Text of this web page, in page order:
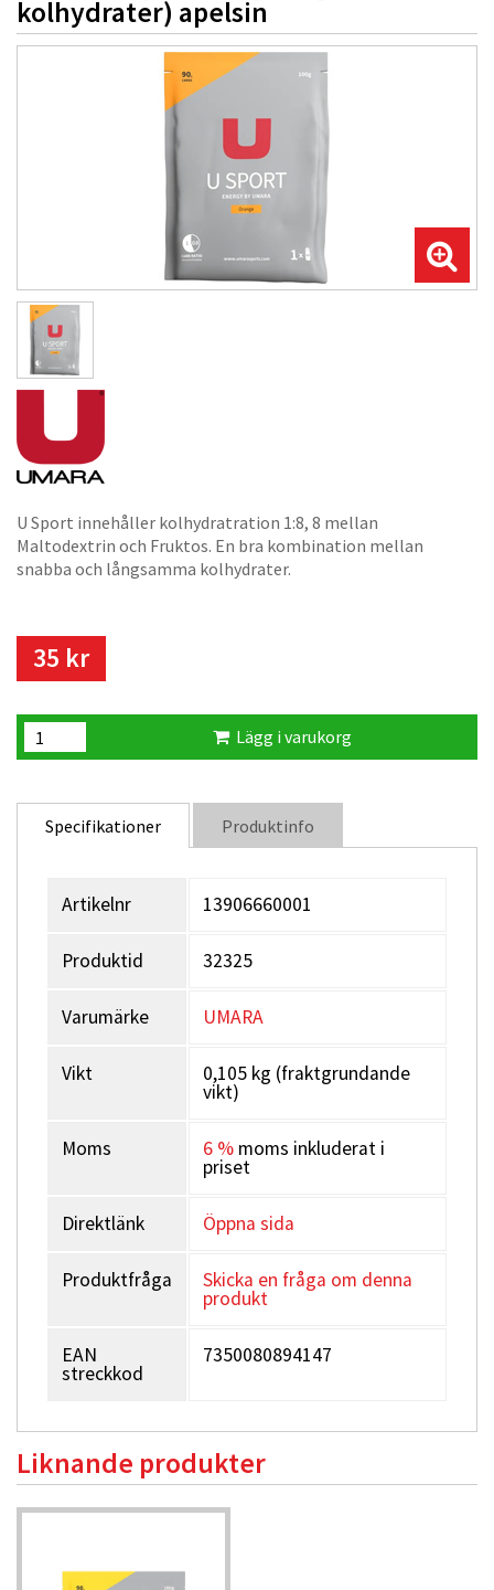
kolhydrater) apelsin
U Sport innehåller kolhydratration 1:8, 8 mellan
Maltodextrin och Fruktos. En bra kombination mellan
snabba och långsamma kolhydrater.
35 kr
Lägg i varukorg
Specifikationer Produktinfo
Artikelnr 13906660001
Produktid 32325
Varumärke UMARA
Vikt 0,105 kg (fraktgrundande
vikt)
Moms 6 % moms inkluderat i
priset
Direktlänk Öppna sida
Produktfråga Skicka en fråga om denna
produkt
EAN
streckkod
7350080894147
Liknande produkter